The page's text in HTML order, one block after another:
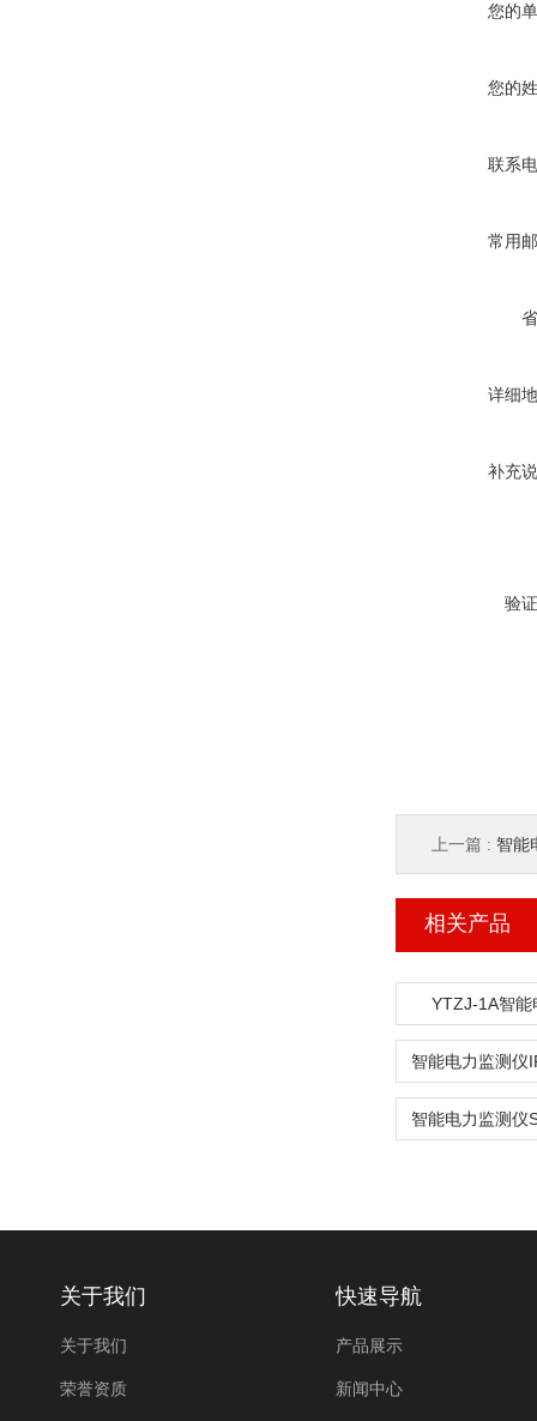
您的
您的
联系
常用
详细
补充
验
上一篇 : 智能
相关产品
YTZJ-1A智能
关于我们
关于我们
荣誉资质
快速导航
产品展示
新闻中心